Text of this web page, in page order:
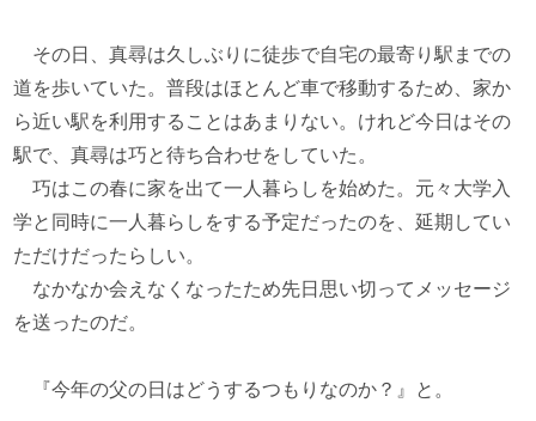
その日、真尋は久しぶりに徒歩で自宅の最寄り駅までの
道を歩いていた。普段はほとんど車で移動するため、家か
ら近い駅を利用することはあまりない。けれど今日はその
駅で、真尋は巧と待ち合わせをしていた。
巧はこの春に家を出て一人暮らしを始めた。元々大学入
学と同時に一人暮らしをする予定だったのを、延期してい
ただけだったらしい。
なかなか会えなくなったため先日思い切ってメッセージ
を送ったのだ。
『今年の父の日はどうするつもりなのか？』と。